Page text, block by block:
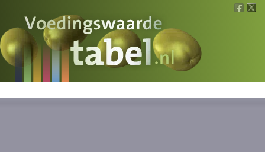
Voedingswaarde
Wat is wat?